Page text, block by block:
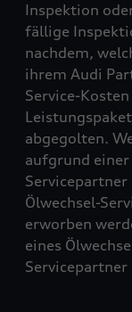
Inspektion
fällige
nachdem,
ihrem Audi
Service-
abgegolten.
aufgrund
Ölwechsel-
erworben
eines